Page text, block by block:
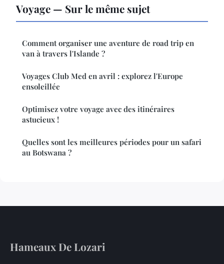
Voyage — Sur le même sujet
Comment organiser une aventure de road trip en
van à travers l'Islande ?
Voyages Club Med en avril : explorez l'Europe
ensoleillée
Optimisez votre voyage avec des itinéraires
astucieux !
Quelles sont les meilleures périodes pour un safari
au Botswana ?
Hameaux De Lozari